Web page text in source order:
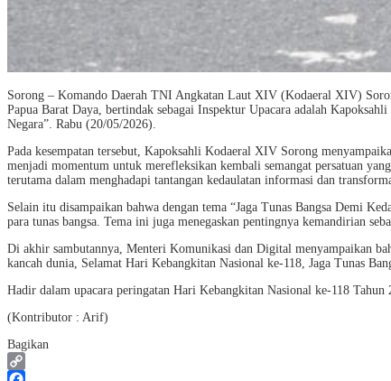
Sorong – Komando Daerah TNI Angkatan Laut XIV (Kodaeral XIV)
Papua Barat Daya, bertindak sebagai Inspektur Upacara adalah
Negara”. Rabu (20/05/2026).
Pada kesempatan tersebut, Kapoksahli Kodaeral XIV Sorong
menjadi momentum untuk merefleksikan kembali semangat persatuan
terutama dalam menghadapi tantangan kedaulatan informasi dan
Selain itu disampaikan bahwa dengan tema “Jaga Tunas Bangsa Demi
para tunas bangsa. Tema ini juga menegaskan pentingnya kemandirian
Di akhir sambutannya, Menteri Komunikasi dan Digital menyampaikan
kancah dunia, Selamat Hari Kebangkitan Nasional ke-118, Jaga Tunas
Hadir dalam upacara peringatan Hari Kebangkitan Nasional ke-118
(Kontributor : Arif)
Bagikan